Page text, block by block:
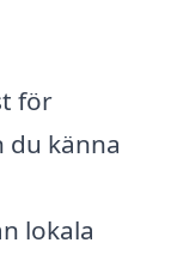
för
du känna
lokala